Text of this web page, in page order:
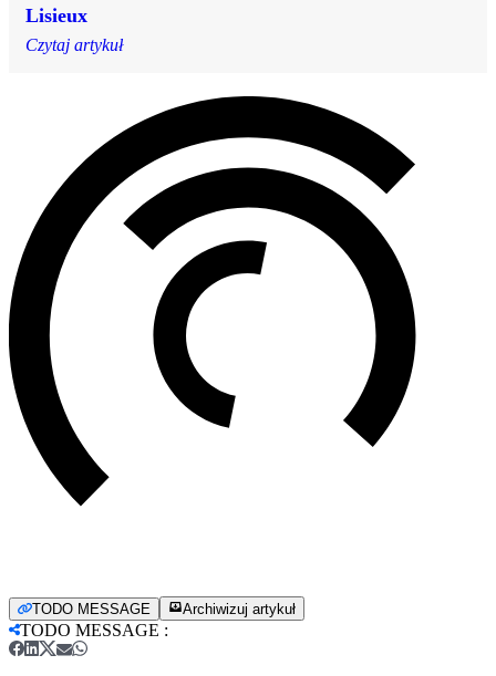
Lisieux
Czytaj artykuł
TODO MESSAGE Archiwizuj artykuł
TODO MESSAGE :